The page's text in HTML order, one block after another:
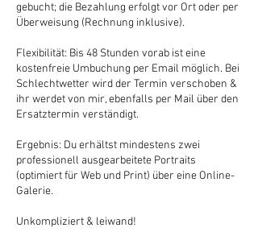
gebucht; die Bezahlung erfolgt vor Ort oder per
Überweisung (Rechnung inklusive).
Flexibilität: Bis 48 Stunden vorab ist eine
kostenfreie Umbuchung per Email möglich. Bei
Schlechtwetter wird der Termin verschoben &
ihr werdet von mir, ebenfalls per Mail über den
Ersatztermin verständigt.
Ergebnis: Du erhältst mindestens zwei
professionell ausgearbeitete Portraits
(optimiert für Web und Print) über eine Online-
Galerie.
Unkompliziert & leiwand!